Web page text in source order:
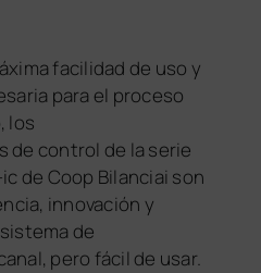
facilidad de uso y
para el proceso
los
de control de la serie
de Coop Bilanciai son
innovación y
de
pero fácil de usar.